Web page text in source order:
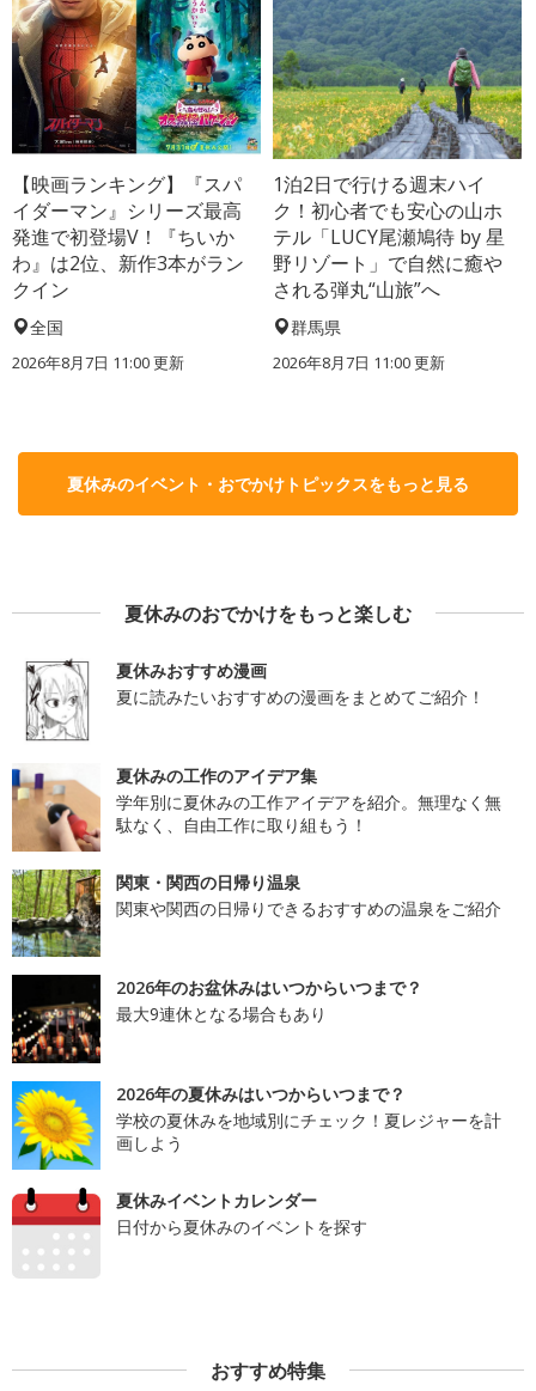
【映画ランキング】『スパ
イダーマン』シリーズ最高
発進で初登場V！『ちいか
わ』は2位、新作3本がラン
クイン
全国
2026年8月7日 11:00更新
1泊2日で行ける週末ハイ
ク！初心者でも安心の山ホ
テル「LUCY尾瀬鳩待 by 星
野リゾート」で自然に癒や
される弾丸“山旅”へ
群馬県
2026年8月7日 11:00更新
夏休みのイベント・おでかけトピックスをもっと見る
夏休みのおでかけをもっと楽しむ
夏休みおすすめ漫画
夏に読みたいおすすめの漫画をまとめてご紹介！
夏休みの工作のアイデア集
学年別に夏休みの工作アイデアを紹介。無理なく無
駄なく、自由工作に取り組もう！
関東・関西の日帰り温泉
関東や関西の日帰りできるおすすめの温泉をご紹介
2026年のお盆休みはいつからいつまで？
最大9連休となる場合もあり
2026年の夏休みはいつからいつまで？
学校の夏休みを地域別にチェック！夏レジャーを計
画しよう
夏休みイベントカレンダー
日付から夏休みのイベントを探す
おすすめ特集